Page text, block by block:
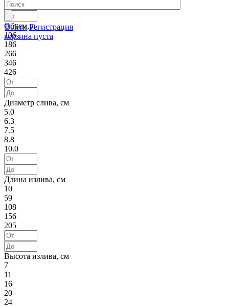
Войти Регистрация
корзина пуста
Объем, л
106
186
266
346
426
Диаметр слива, см
5.0
6.3
7.5
8.8
10.0
Длина излива, см
10
59
108
156
205
Высота излива, см
7
11
16
20
24